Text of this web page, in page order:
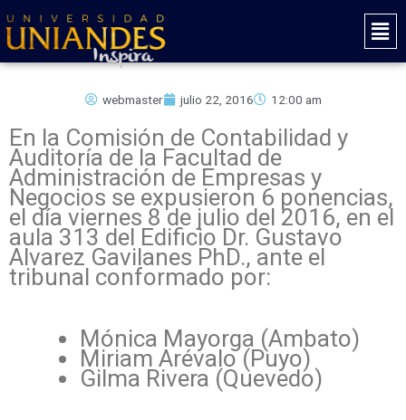
al
contenido
Main
webmaster julio 22, 2016 12:00 am
En la Comisión de Contabilidad y
Auditoría de la Facultad de
Administración de Empresas y
Negocios se expusieron 6 ponencias,
el día viernes 8 de julio del 2016, en el
aula 313 del Edificio Dr. Gustavo
Alvarez Gavilanes PhD., ante el
tribunal conformado por:
Mónica Mayorga (Ambato)
Miriam Arévalo (Puyo)
Gilma Rivera (Quevedo)